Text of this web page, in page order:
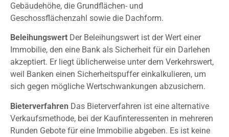
Gebäudehöhe, die Grundflächen- und
Geschossflächenzahl sowie die Dachform.
Beleihungswert Der Beleihungswert ist der Wert einer
Immobilie, den eine Bank als Sicherheit für ein Darlehen
akzeptiert. Er liegt üblicherweise unter dem Verkehrswert,
weil Banken einen Sicherheitspuffer einkalkulieren, um
sich gegen mögliche Wertschwankungen abzusichern.
Bieterverfahren Das Bieterverfahren ist eine alternative
Verkaufsmethode, bei der Kaufinteressenten in mehreren
Runden Gebote für eine Immobilie abgeben. Es ist keine